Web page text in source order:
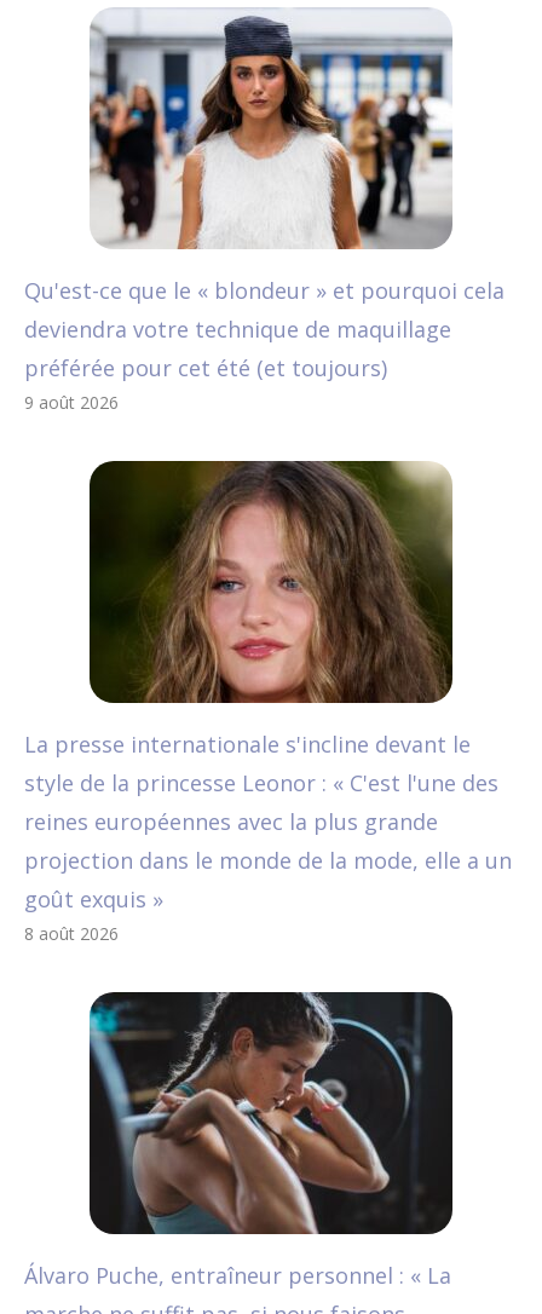
Qu'est-ce que le « blondeur » et pourquoi cela
deviendra votre technique de maquillage
préférée pour cet été (et toujours)
9 août 2026
La presse internationale s'incline devant le
style de la princesse Leonor : « C'est l'une des
reines européennes avec la plus grande
projection dans le monde de la mode, elle a un
goût exquis »
8 août 2026
Álvaro Puche, entraîneur personnel : « La